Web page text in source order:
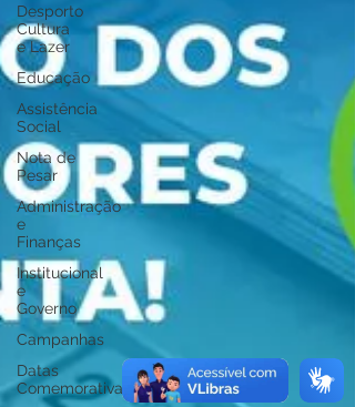
Desporto
Cultura
e Lazer
Educação
Assistência
Social
Nota de
Pesar
Administração
e
Finanças
Institucional
e
Governo
Campanhas
Datas
Comemorativas